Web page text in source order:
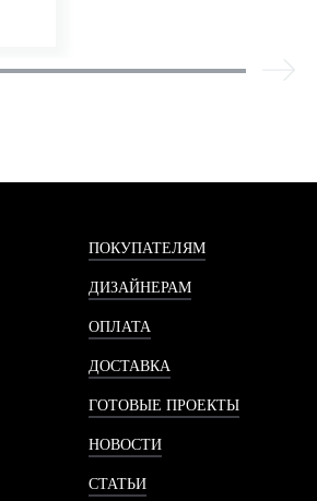
ПОКУПАТЕЛЯМ
ДИЗАЙНЕРАМ
ОПЛАТА
ДОСТАВКА
ГОТОВЫЕ ПРОЕКТЫ
НОВОСТИ
СТАТЬИ